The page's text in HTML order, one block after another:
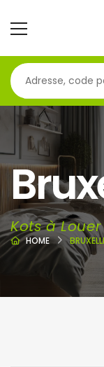
Kots à Louer
HOME